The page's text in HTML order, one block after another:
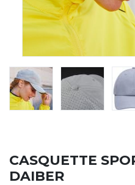
LA SOCIÉTÉ
SERVICES
ROADSHOWS, FORUM DES
MARQUES & CERTIFICATS
TECHNIQUES MARQUAGE
BLOG
CASQUETTE
DAIBER